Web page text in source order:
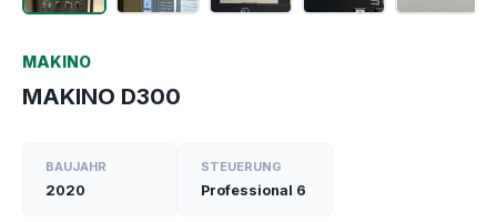
MAKINO
MAKINO D300
BAUJAHR
2020
STEUERUNG
Professional 6